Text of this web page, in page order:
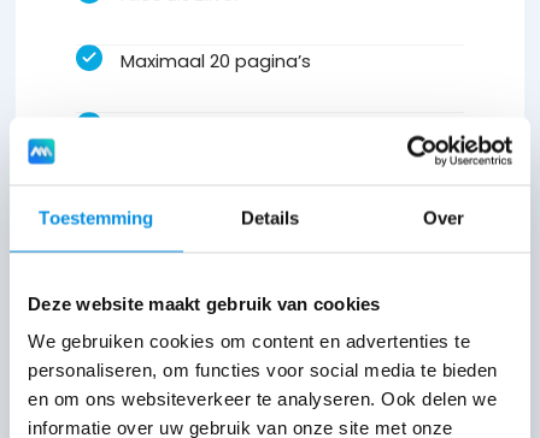
Toestemming Details Over
Deze website maakt gebruik van cookies
We gebruiken cookies om content en advertenties te
personaliseren, om functies voor social media te bieden
en om ons websiteverkeer te analyseren. Ook delen we
informatie over uw gebruik van onze site met onze
Maximaal 20 pagina’s
Integraties met externe tools
Onbeperkt gratis stockfoto’s
inbegrepen